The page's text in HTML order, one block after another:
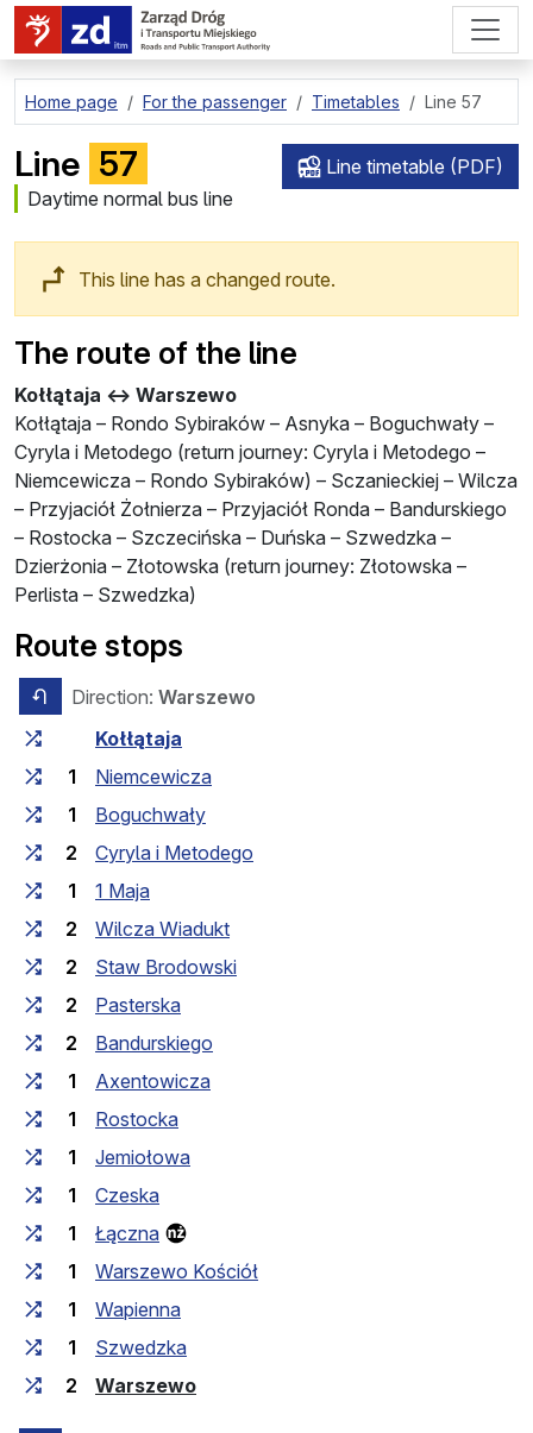
go to page content
Home page For the passenger Timetables Line 57
Line 57
Daytime normal bus line
Line timetable (PDF)
This line has a changed route.
The route of the line
Kołłątaja ↔ Warszewo
Kołłątaja – Rondo Sybiraków – Asnyka – Boguchwały –
Cyryla i Metodego (return journey: Cyryla i Metodego –
Niemcewicza – Rondo Sybiraków) – Sczanieckiej – Wilcza
– Przyjaciół Żołnierza – Przyjaciół Ronda – Bandurskiego
– Rostocka – Szczecińska – Duńska – Szwedzka –
Dzierżonia – Złotowska (return journey: Złotowska –
Perlista – Szwedzka)
Route stops
opposite direction
Direction: Warszewo
Travel time between stops
Kołłątaja
1
Niemcewicza
1
Boguchwały
2
Cyryla i Metodego
1
1 Maja
2
Wilcza Wiadukt
2
Staw Brodowski
2
Pasterska
2
Bandurskiego
1
Axentowicza
1
Rostocka
1
Jemiołowa
1
Czeska
1
Łączna
1
Warszewo Kościół
1
Wapienna
1
Szwedzka
2
Warszewo(last stop)